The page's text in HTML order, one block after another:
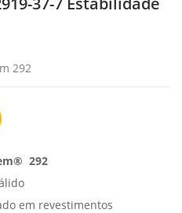
292
292
em revestimentos